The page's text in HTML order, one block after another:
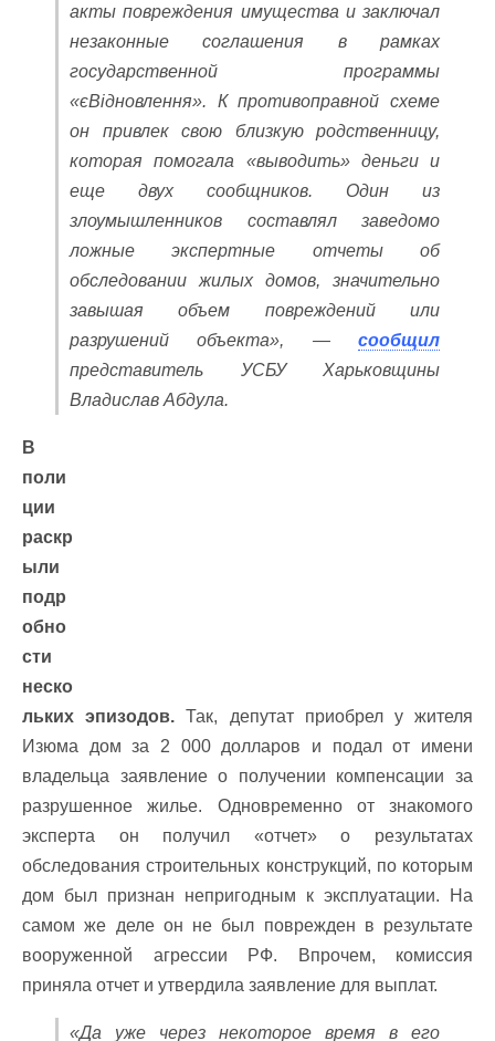
акты повреждения имущества и заключал
незаконные соглашения в рамках
государственной программы
«єВідновлення». К противоправной схеме
он привлек свою близкую родственницу,
которая помогала «выводить» деньги и
еще двух сообщников. Один из
злоумышленников составлял заведомо
ложные экспертные отчеты об
обследовании жилых домов, значительно
завышая объем повреждений или
разрушений объекта», — сообщил
представитель УСБУ Харьковщины
Владислав Абдула.
В
поли
ции
раскр
ыли
подр
обно
сти
неско
льких эпизодов. Так, депутат приобрел у жителя
Изюма дом за 2 000 долларов и подал от имени
владельца заявление о получении компенсации за
разрушенное жилье. Одновременно от знакомого
эксперта он получил «отчет» о результатах
обследования строительных конструкций, по которым
дом был признан непригодным к эксплуатации. На
самом же деле он не был поврежден в результате
вооруженной агрессии РФ. Впрочем, комиссия
приняла отчет и утвердила заявление для выплат.
«Да уже через некоторое время в его